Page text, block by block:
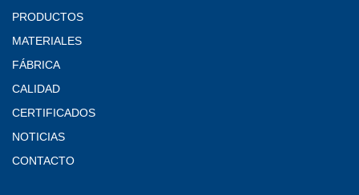
PRODUCTOS
MATERIALES
FÁBRICA
CALIDAD
CERTIFICADOS
NOTICIAS
CONTACTO